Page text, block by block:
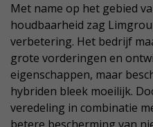
Met name op het gebied
houdbaarheid zag
verbetering. Het bedrijf
grote vorderingen en
eigenschappen, maar
hybriden bleek moeilijk.
veredeling in combinatie